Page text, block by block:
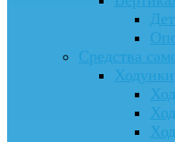
Средства
Ходунки